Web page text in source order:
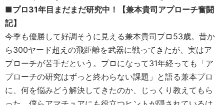
■プロ31年目まだまだ研究中！【兼本貴司アプローチ奮闘
記】
今季も優勝して好調そうに見える兼本貴司プロ53歳。昔か
ら300ヤード超えの飛距離を武器に戦ってきたが、実はア
プローチが苦手だという。プロになって31年経っても「ア
プローチの研究はずっと終わらない課題」と語る兼本プロ
に、何を悩みどう解決してきたのか、じっくり教えてもら